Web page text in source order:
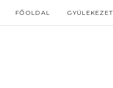
FŐOLDAL GYÜLEKEZET